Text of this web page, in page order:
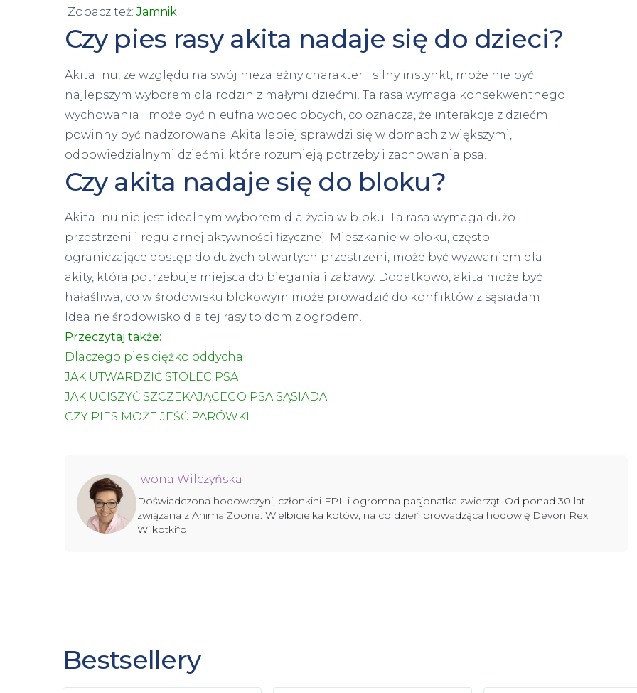
Zobacz też:Jamnik
Czy pies rasy akita nadaje się do dzieci?
Akita Inu, ze względu na swój niezależny charakter i silny instynkt, może nie być
najlepszym wyborem dla rodzin z małymi dziećmi. Ta rasa wymaga konsekwentnego
wychowania i może być nieufna wobec obcych, co oznacza, że interakcje z dziećmi
powinny być nadzorowane. Akita lepiej sprawdzi się w domach z większymi,
odpowiedzialnymi dziećmi, które rozumieją potrzeby i zachowania psa.
Czy akita nadaje się do bloku?
Akita Inu nie jest idealnym wyborem dla życia w bloku. Ta rasa wymaga dużo
przestrzeni i regularnej aktywności fizycznej. Mieszkanie w bloku, często
ograniczające dostęp do dużych otwartych przestrzeni, może być wyzwaniem dla
akity, która potrzebuje miejsca do biegania i zabawy. Dodatkowo, akita może być
hałaśliwa, co w środowisku blokowym może prowadzić do konfliktów z sąsiadami.
Idealne środowisko dla tej rasy to dom z ogrodem.
Przeczytaj także:
Dlaczego pies ciężko oddycha
JAK UTWARDZIĆ STOLEC PSA
JAK UCISZYĆ SZCZEKAJĄCEGO PSA SĄSIADA
CZY PIES MOŻE JEŚĆ PARÓWKI
Iwona Wilczyńska
Doświadczona hodowczyni, członkini FPL i ogromna pasjonatka zwierząt. Od ponad 30 lat
związana z AnimalZoone. Wielbicielka kotów, na co dzień prowadząca hodowlę Devon Rex
Wilkotki*pl
Bestsellery